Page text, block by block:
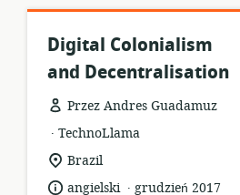
Digital Colonialism
and Decentralisation
Przez Andres Guadamuz
format
zasobów:
.
wydawca:
TechnoLlama
istotna
lokalizacja:
Brazil
język:angielski .
datagrudzień 2017